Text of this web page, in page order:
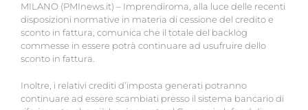
MILANO (PMInews.it) – Imprendiroma, alla luce delle recenti
disposizioni normative in materia di cessione del credito e
sconto in fattura, comunica che il totale del backlog
commesse in essere potrà continuare ad usufruire dello
sconto in fattura.
Inoltre, i relativi crediti d’imposta generati potranno
continuare ad essere scambiati presso il sistema bancario di